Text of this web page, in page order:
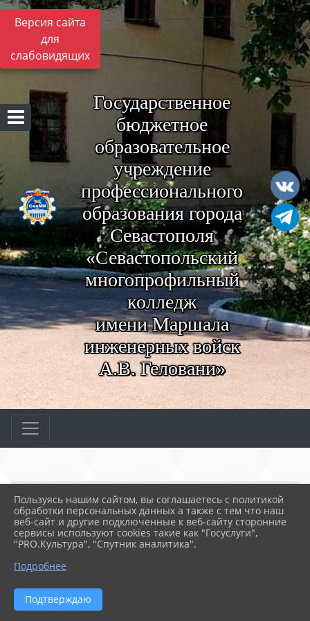
Версия сайта
для
слабовидящих
Государственное
бюджетное
образовательное
учреждение
профессионального
образования города
Севастополя
«Севастопольский
многопрофильный
колледж
имени Маршала
инженерных войск
А.В. Геловани»
Главная МЕРОПРИЯТИЯ
Новости
Наши студенты за ЗОЖ!
23.12.2023 06:33
Пользуясь нашим сайтом, вы соглашаетесь с политикой
обработки персональных данных а также с тем что наш
веб-сайт и другие подключенные к веб-сайту сторонние
сервисы используют cookies такие как "Госуслуги",
"PRO.Культура", "Спутник аналитика".
Подробнее
Подтверждаю